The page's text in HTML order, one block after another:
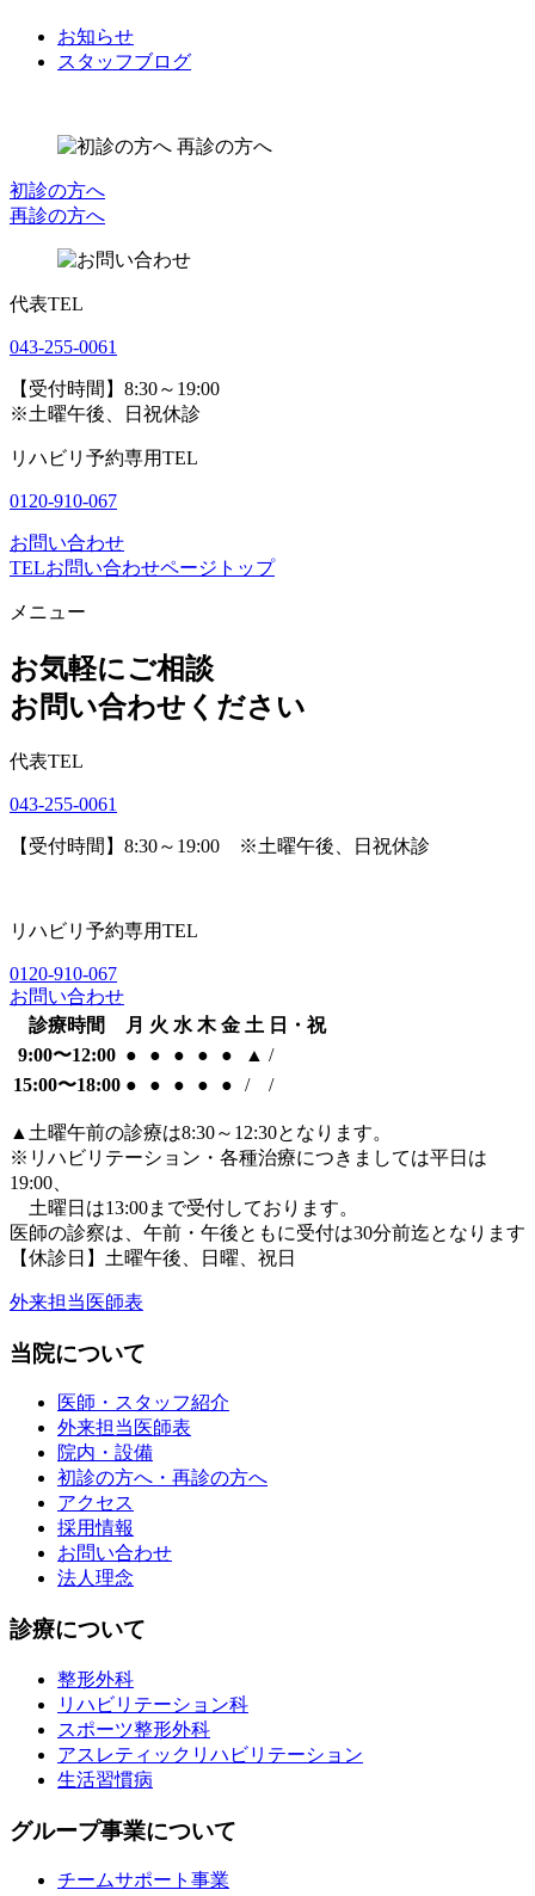
お知らせ
スタッフブログ
初診の方へ
再診の方へ
代表TEL
043-255-0061
【受付時間】8:30～19:00
※土曜午後、日祝休診
リハビリ予約専用TEL
0120-910-067
お問い合わせ
TELお問い合わせページトップ
メニュー
お気軽にご相談
お問い合わせください
代表TEL
043-255-0061
【受付時間】8:30～19:00 ※土曜午後、日祝休診
リハビリ予約専用TEL
0120-910-067
お問い合わせ
診療時間
月 火 水 木 金 土 日・祝
9:00〜12:00 ● ● ● ● ● ▲ /
15:00〜18:00 ● ● ● ● ● / /
▲ 土曜午前の診療は8:30～12:30となります。
※リハビリテーション・各種治療につきましては平日は
19:00、
土曜日は13:00まで受付しております。
医師の診察は、午前・午後ともに受付は30分前迄となります
【休診日】土曜午後、日曜、祝日
外来担当医師表
当院について
医師・スタッフ紹介
外来担当医師表
院内・設備
初診の方へ・再診の方へ
アクセス
採用情報
お問い合わせ
法人理念
診療について
整形外科
リハビリテーション科
スポーツ整形外科
アスレティックリハビリテーション
生活習慣病
グループ事業について
チームサポート事業